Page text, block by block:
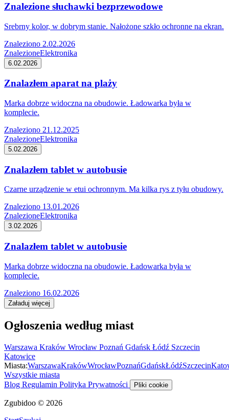
Znalezione słuchawki bezprzewodowe
Srebrny kolor, w dobrym stanie. Nałożone szkło ochronne na ekran.
Znaleziono 2.02.2026
ZnalezioneElektronika
6.02.2026
Znalazłem aparat na plaży
Marka dobrze widoczna na obudowie. Ładowarka była w
komplecie.
Znaleziono 21.12.2025
ZnalezioneElektronika
5.02.2026
Znalazłem tablet w autobusie
Czarne urządzenie w etui ochronnym. Ma kilka rys z tyłu obudowy.
Znaleziono 13.01.2026
ZnalezioneElektronika
3.02.2026
Znalazłem tablet w autobusie
Marka dobrze widoczna na obudowie. Ładowarka była w
komplecie.
Znaleziono 16.02.2026
Załaduj więcej
Ogłoszenia według miast
Warszawa Kraków Wrocław Poznań Gdańsk Łódź Szczecin
Katowice
Miasta:WarszawaKrakówWrocławPoznańGdańskŁódźSzczecin
Wszystkie miasta
Blog Regulamin Polityka Prywatności Pliki cookie
Zgubidoo © 2026